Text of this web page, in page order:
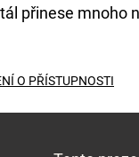
přinese mnoho
O PŘÍSTUPNOSTI